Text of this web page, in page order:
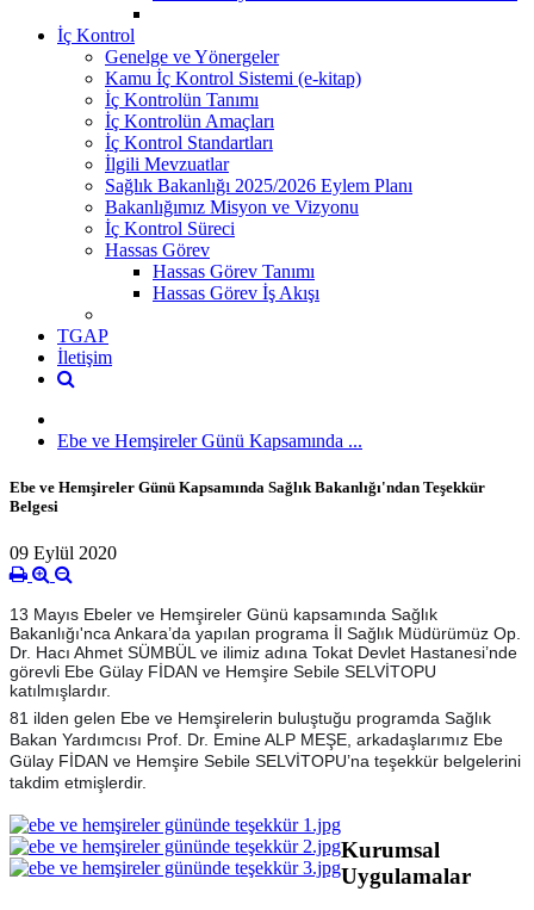
İç Kontrol
Genelge ve Yönergeler
Kamu İç Kontrol Sistemi (e-kitap)
İç Kontrolün Tanımı
İç Kontrolün Amaçları
İç Kontrol Standartları
İlgili Mevzuatlar
Sağlık Bakanlığı 2025/2026 Eylem Planı
Bakanlığımız Misyon ve Vizyonu
İç Kontrol Süreci
Hassas Görev
Hassas Görev Tanımı
Hassas Görev İş Akışı
TGAP
İletişim
Ebe ve Hemşireler Günü Kapsamında ...
Ebe ve Hemşireler Günü Kapsamında Sağlık Bakanlığı'ndan Teşekkür
Belgesi
09 Eylül 2020
13 Mayıs Ebeler ve Hemşireler Günü kapsamında Sağlık
Bakanlığı'nca Ankara’da yapılan programa İl Sağlık Müdürümüz Op.
Dr. Hacı Ahmet SÜMBÜL ve ilimiz adına Tokat Devlet Hastanesi’nde
görevli Ebe Gülay FİDAN ve Hemşire Sebile SELVİTOPU
katılmışlardır.
81 ilden gelen Ebe ve Hemşirelerin buluştuğu programda Sağlık
Bakan Yardımcısı Prof. Dr. Emine ALP MEŞE, arkadaşlarımız Ebe
Gülay FİDAN ve Hemşire Sebile SELVİTOPU’na teşekkür belgelerini
takdim etmişlerdir.
Kurumsal
Uygulamalar